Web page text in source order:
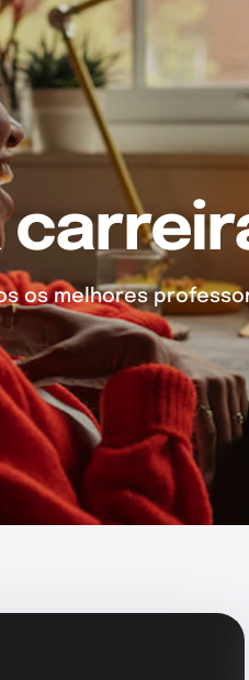
os melhores